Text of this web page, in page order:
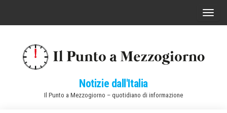
C
Notizie dall'Italia
Il Punto a Mezzogiorno – quotidiano di informazione